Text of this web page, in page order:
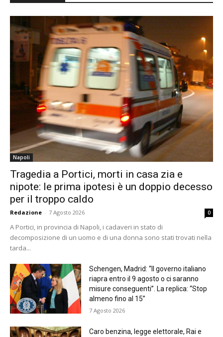
Napoli
Tragedia a Portici, morti in casa zia e
nipote: le prima ipotesi è un doppio decesso
per il troppo caldo
Redazione - 7 Agosto 2026 0
A Portici, in provincia di Napoli, i cadaveri in stato di
decomposizione di un uomo e di una donna sono stati trovati nella
tarda...
Schengen, Madrid: “Il governo italiano
riapra entro il 9 agosto o ci saranno
misure conseguenti”. La replica: “Stop
almeno fino al 15”
7 Agosto 2026
Caro benzina, legge elettorale, Rai e